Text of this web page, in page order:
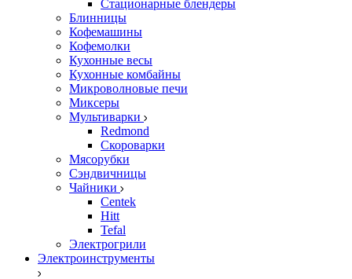
Стационарные блендеры
Блинницы
Кофемашины
Кофемолки
Кухонные весы
Кухонные комбайны
Микроволновые печи
Миксеры
Мультиварки
Redmond
Скороварки
Мясорубки
Сэндвичницы
Чайники
Centek
Hitt
Tefal
Электрогрили
Электроинструменты